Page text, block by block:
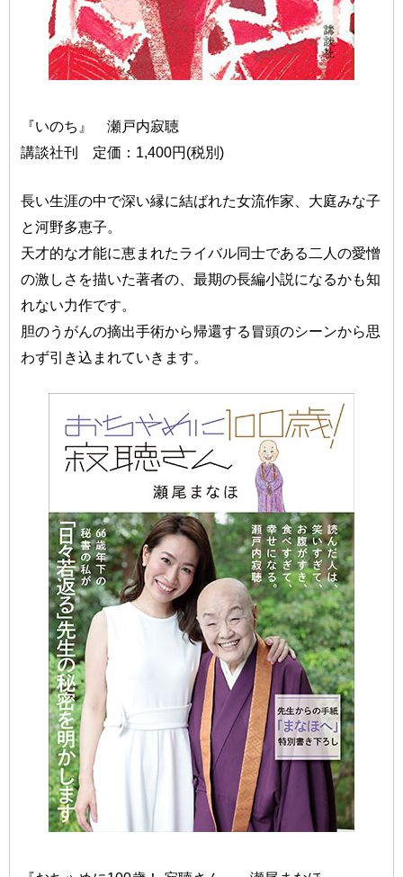
『いのち』 瀬戸内寂聴
講談社刊 定価：1,400円(税別)
長い生涯の中で深い縁に結ばれた女流作家、大庭みな子
と河野多恵子。
天才的な才能に恵まれたライバル同士である二人の愛憎
の激しさを描いた著者の、最期の長編小説になるかも知
れない力作です。
胆のうがんの摘出手術から帰還する冒頭のシーンから思
わず引き込まれていきます。